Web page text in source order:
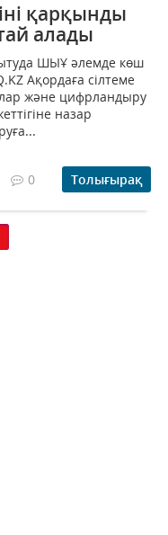
қарқынды
алады
ШЫҰ әлемде көш
Ақордаға сілтеме
және цифрландыру
назар
0 Толығырақ